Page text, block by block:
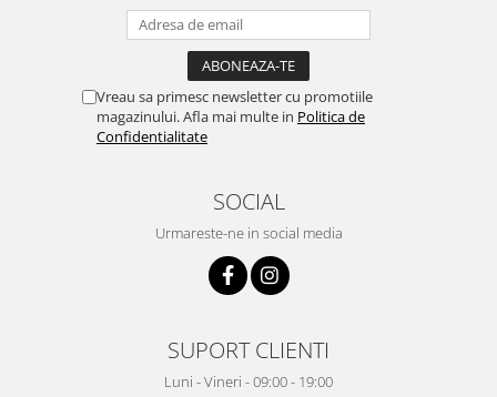
Vreau sa primesc newsletter cu promotiile
magazinului. Afla mai multe in Politica de
Confidentialitate
SOCIAL
Urmareste-ne in social media
SUPORT CLIENTI
Luni - Vineri - 09:00 - 19:00